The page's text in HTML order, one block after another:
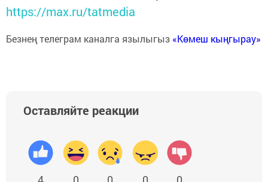
https://max.ru/tatmedia
Безнең телеграм каналга язылыгыз «Көмеш кыңгырау»
Оставляйте реакции